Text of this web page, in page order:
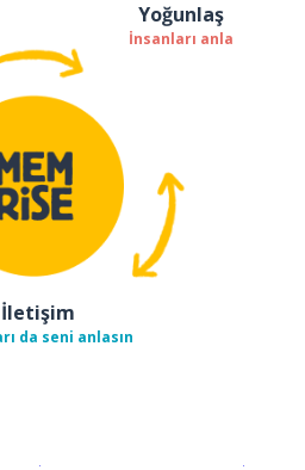
Yoğunlaş
İnsanları anla
İletişim
da seni anlasın